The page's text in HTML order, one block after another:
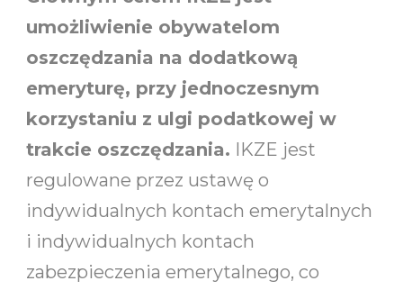
umożliwienie obywatelom
oszczędzania na dodatkową
emeryturę, przy jednoczesnym
korzystaniu z ulgi podatkowej w
trakcie oszczędzania. IKZE jest
regulowane przez ustawę o
indywidualnych kontach emerytalnych
i indywidualnych kontach
zabezpieczenia emerytalnego, co